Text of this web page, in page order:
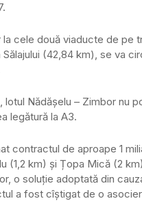
la cele două viaducte de pe
(42,84 km), se va
lotul Nădășelu – Zimbor nu
legătură la A3.
contractul de aproape 1
(1,2 km) și Țopa Mică (2
o soluție adoptată din
a fost cîștigat de o